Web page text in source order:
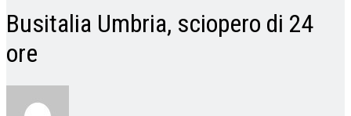
Busitalia Umbria, sciopero di 24
ore